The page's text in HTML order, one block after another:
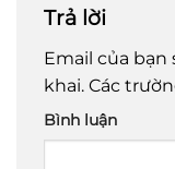
Trả lời
Email của
khai. Các
Bình luận